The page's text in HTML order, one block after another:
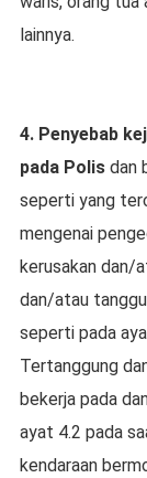
lainnya.
4. Penyebab
pada Polisdan
seperti yang
mengenai
kerusakan dan/
dan/atau
seperti pada
Tertanggung
bekerja pada
ayat 4.2 pada
kendaraan